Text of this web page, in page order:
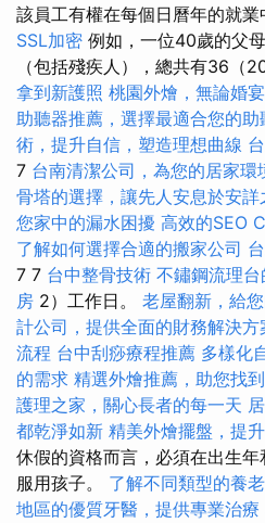
該員工有權在每個日曆年的就業
SSL加密 例如，一位40歲的父
（包括殘疾人），總共有36（
拿到新護照 桃園外燴，無論婚
助聽器推薦，選擇最適合您的
術，提升自信，塑造理想曲線
7 台南清潔公司，為您的居家環
骨塔的選擇，讓先人安息於安詳
您家中的漏水困擾 高效的SEO
了解如何選擇合適的搬家公司
7 7 台中整骨技術 不鏽鋼流理
房 2）工作日。 老屋翻新，給
計公司，提供全面的財務解決方
流程 台中刮痧療程推薦 多樣化
的需求 精選外燴推薦，助您找
護理之家，關心長者的每一天
都乾淨如新 精美外燴擺盤，提
休假的資格而言，必須在出生
服用孩子。 了解不同類型的養
地區的優質牙醫，提供專業治療